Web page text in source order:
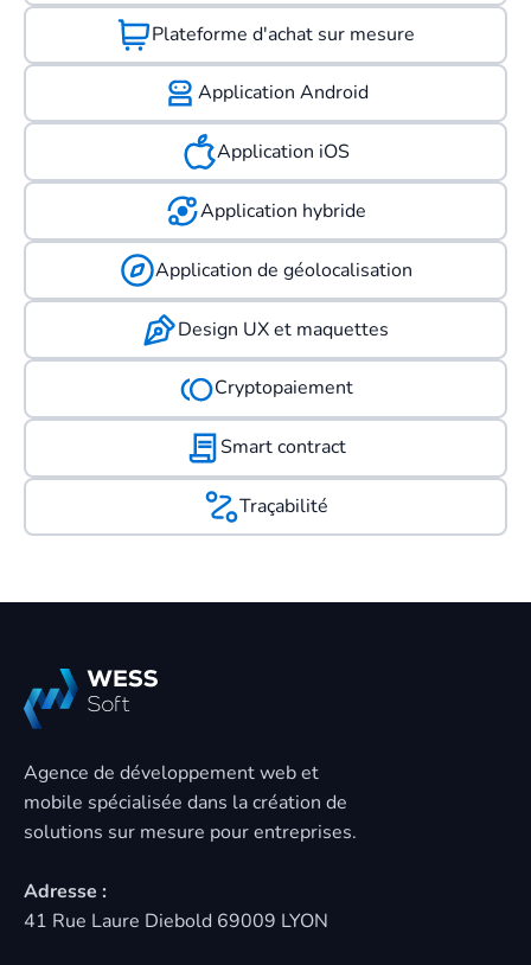
Plateforme d'achat sur mesure
Application Android
Application iOS
Application hybride
Application de géolocalisation
Design UX et maquettes
Cryptopaiement
Smart contract
Traçabilité
Agence de développement web et
mobile spécialisée dans la création de
solutions sur mesure pour entreprises.
Adresse :
41 Rue Laure Diebold 69009 LYON